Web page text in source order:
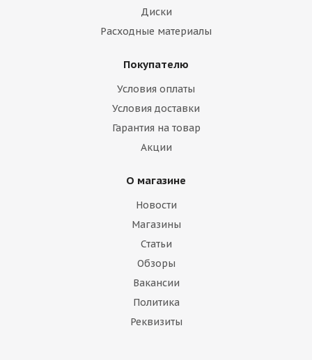
Диски
Расходные материалы
Покупателю
Условия оплаты
Условия доставки
Гарантия на товар
Акции
О магазине
Новости
Магазины
Статьи
Обзоры
Вакансии
Политика
Реквизиты